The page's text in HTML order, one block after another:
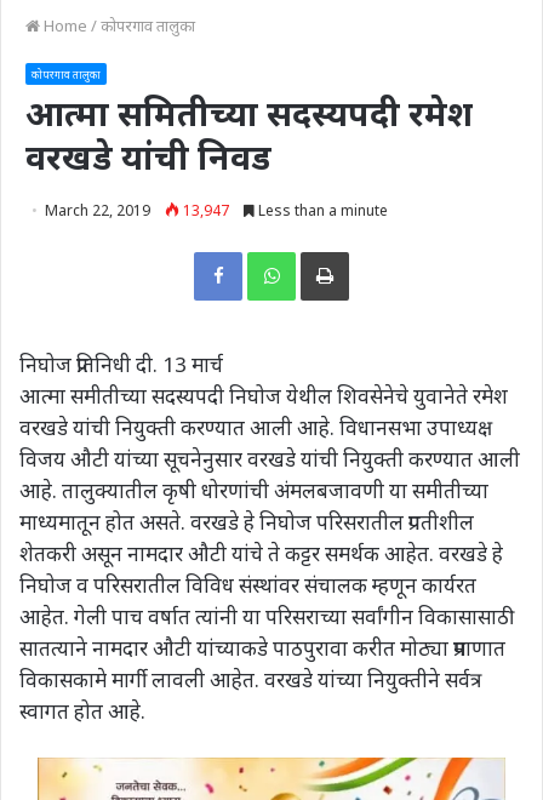
Home /कोपरगाव तालुका
कोपरगाव तालुका
आत्मा समितीच्या सदस्यपदी रमेश
वरखडे यांची निवड
March 22, 2019 13,947 Less than a minute
Print
निघोज प्रतिनिधी दी. 13 मार्च
आत्मा समीतीच्या सदस्यपदी निघोज येथील शिवसेनेचे युवानेते रमेश
वरखडे यांची नियुक्ती करण्यात आली आहे. विधानसभा उपाध्यक्ष
विजय औटी यांच्या सूचनेनुसार वरखडे यांची नियुक्ती करण्यात आली
आहे. तालुक्यातील कृषी धोरणांची अंमलबजावणी या समीतीच्या
माध्यमातून होत असते. वरखडे हे निघोज परिसरातील प्रगतीशील
शेतकरी असून नामदार औटी यांचे ते कट्टर समर्थक आहेत. वरखडे हे
निघोज व परिसरातील विविध संस्थांवर संचालक म्हणून कार्यरत
आहेत. गेली पाच वर्षात त्यांनी या परिसराच्या सर्वांगीन विकासासाठी
सातत्याने नामदार औटी यांच्याकडे पाठपुरावा करीत मोठ्या प्रमाणात
विकासकामे मार्गी लावली आहेत. वरखडे यांच्या नियुक्तीने सर्वत्र
स्वागत होत आहे.